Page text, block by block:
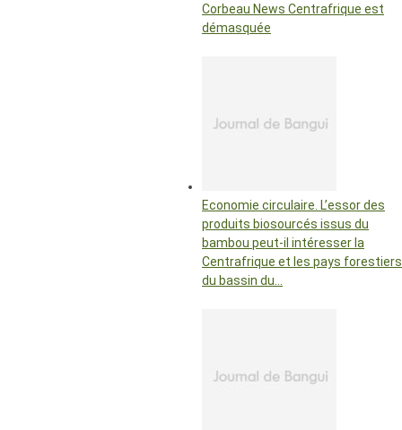
Corbeau News Centrafrique est
démasquée
Economie circulaire. L’essor des
produits biosourcés issus du
bambou peut-il intéresser la
Centrafrique et les pays forestiers
du bassin du…